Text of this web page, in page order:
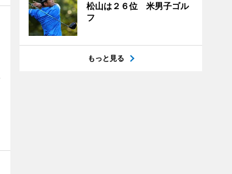
松山は２６位 米男子ゴル
フ
もっと見る